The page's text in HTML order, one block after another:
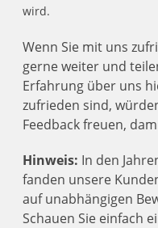
wird.
Wenn Sie mit uns
gerne weiter und
Erfahrung über uns
zufrieden sind,
Feedback freuen,
Hinweis: In den
fanden unsere
auf unabhängigen
Schauen Sie einfach